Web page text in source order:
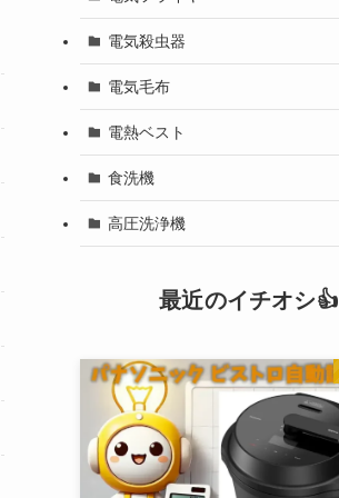
電気殺虫器
電気毛布
電熱ベスト
食洗機
高圧洗浄機
最近のイチオシ👍